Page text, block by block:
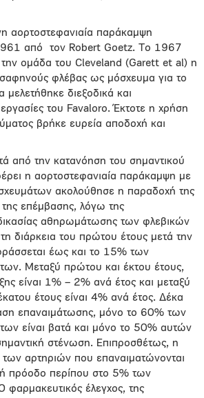
αορτοστεφανιαία παράκαμψη
από τον Robert Goetz. Το 1967
ομάδα του Cleveland (Garett et al) η
φλέβας ως μόσχευμα για το
μελετήθηκε διεξοδικά και
του Favaloro. Έκτοτε η χρήση
βρήκε ευρεία αποδοχή και
από την κατανόηση του σημαντικού
η αορτοστεφανιαία παράκαμψη με
ακολούθησε η παραδοχή της
επέμβασης, λόγω της
αθηρωμάτωσης των φλεβικών
διάρκεια του πρώτου έτους μετά την
έως και το 15% των
Μεταξύ πρώτου και έκτου έτους,
είναι 1% – 2% ανά έτος και μεταξύ
έτους είναι 4% ανά έτος. Δέκα
επαναιμάτωσης, μόνο το 60% των
είναι βατά και μόνο το 50% αυτών
στένωση. Επιπροσθέτως, η
αρτηριών που επαναιματώνονται
πρόοδο περίπου στο 5% των
έλεγχος, της